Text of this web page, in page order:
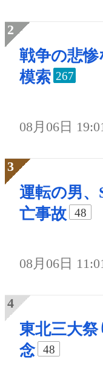
戦争の悲
模索 267
08月06日
運転の男、
亡事故
48
08月06日
東北三大
念
48